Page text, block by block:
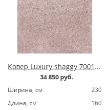
Ковер Luxury shaggy 7001200.8 pink
34 850 руб.
Ширина, cм
230
Длина, cм
160